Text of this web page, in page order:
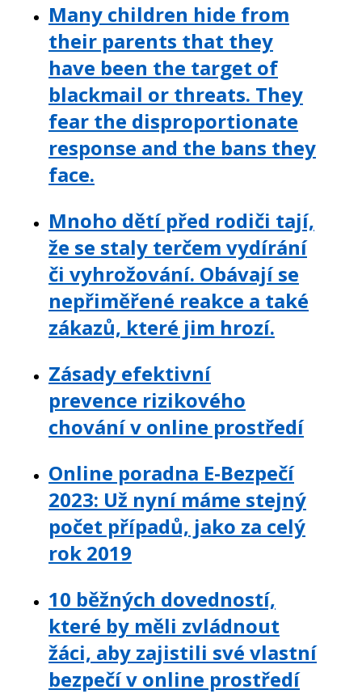
Many children hide from
their parents that they
have been the target of
blackmail or threats. They
fear the disproportionate
response and the bans they
face.
Mnoho dětí před rodiči tají,
že se staly terčem vydírání
či vyhrožování. Obávají se
nepřiměřené reakce a také
zákazů, které jim hrozí.
Zásady efektivní
prevence rizikového
chování v online prostředí
Online poradna E-Bezpečí
2023: Už nyní máme stejný
počet případů, jako za celý
rok 2019
10 běžných dovedností,
které by měli zvládnout
žáci, aby zajistili své vlastní
bezpečí v online prostředí